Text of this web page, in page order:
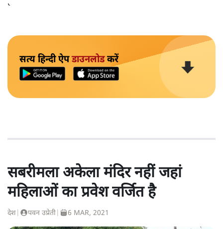
हत्याएं उनकी 'रूल-बुक' में हैं।
सत्य हिन्दी ऐपडाउनलोडकरें
सबरीमला अकेला मंदिर नहीं जहां
महिलाओं का प्रवेश वर्जित है
देश पवन उप्रेती 6 MAR, 2021